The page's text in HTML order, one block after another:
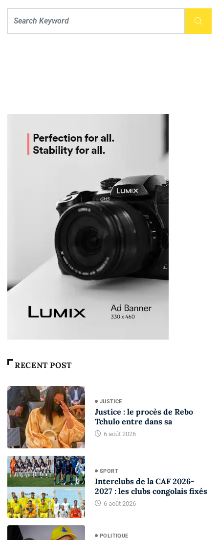
RECENT POST
JUSTICE
Justice : le procès de Rebo
Tchulo entre dans sa
6 août 2026
SPORT
Interclubs de la CAF 2026-
2027 : les clubs congolais fixés
6 août 2026
POLITIQUE